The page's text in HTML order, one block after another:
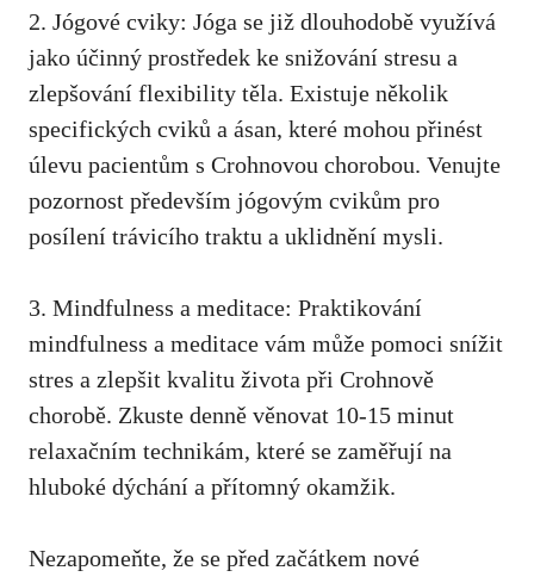
2.⁢ Jógové ⁣cviky: Jóga se již ​dlouhodobě využívá
‍jako ⁤účinný prostředek ke snižování stresu a
zlepšování flexibility⁢ těla. ‌Existuje ⁢několik
specifických cviků a ásan, které mohou přinést
úlevu‌ pacientům ‍s Crohnovou chorobou. Venujte
pozornost především jógovým cvikům ‌pro
posílení trávicího⁢ traktu a uklidnění mysli.
3. Mindfulness⁢ a meditace: Praktikování⁢
mindfulness a meditace vám⁣ může pomoci snížit
stres a zlepšit kvalitu ⁤života ​při Crohnově
chorobě. Zkuste denně věnovat 10-15 minut
relaxačním technikám, které se zaměřují na
‍hluboké dýchání a přítomný okamžik.
Nezapomeňte, že se před‍ začátkem nové